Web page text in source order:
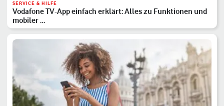
SERVICE & HILFE
Vodafone TV-App einfach erklärt: Alles zu Funktionen und
mobiler …